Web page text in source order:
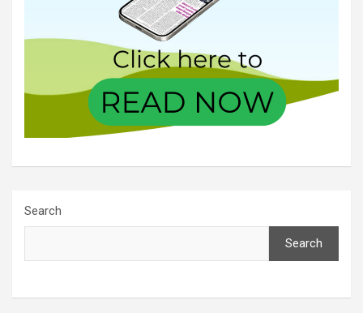
Search
Search